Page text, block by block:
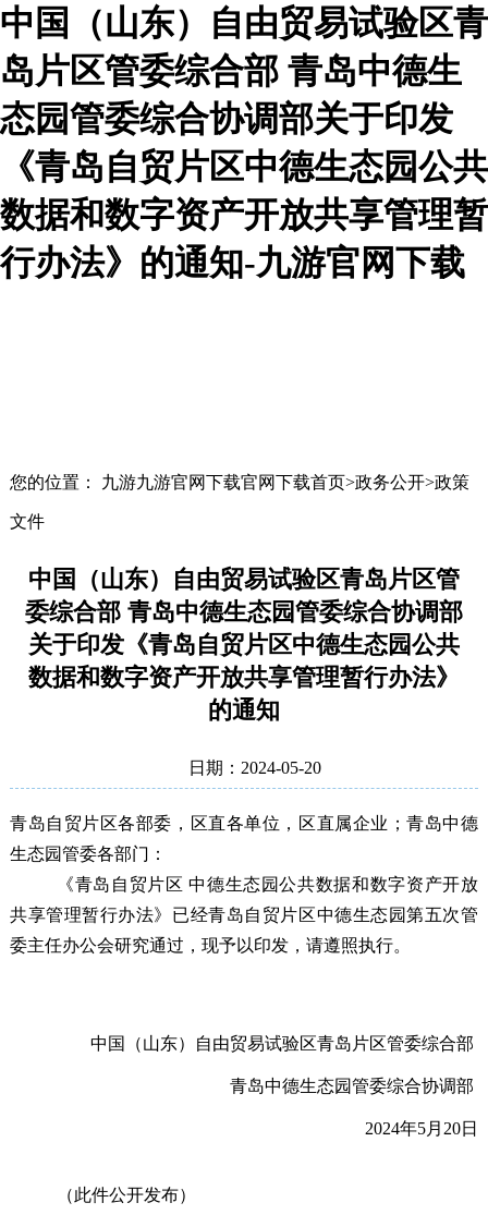
中国（山东）自由贸易试验区青
岛片区管委综合部 青岛中德生
态园管委综合协调部关于印发
《青岛自贸片区中德生态园公共
数据和数字资产开放共享管理暂
行办法》的通知-九游官网下载
您的位置： 九游九游官网下载官网下载首页>政务公开>政策
文件
中国（山东）自由贸易试验区青岛片区管
委综合部 青岛中德生态园管委综合协调部
关于印发《青岛自贸片区中德生态园公共
数据和数字资产开放共享管理暂行办法》
的通知
日期：2024-05-20
青岛自贸片区各部委，区直各单位 ，区直属企业； 青岛中德
生态园管委各部门：
《青岛自贸片区 中德生态园公共数据和数字资产开放
共享管理暂行办法》已经青岛自贸片区中德生态园第五次管
委主任办公会研究通过，现予以印发，请遵照执行。
中国（山东）自由贸易试验区青岛片区管委综合部
青岛中德生态园管委综合协调部
2024年5月20日
（此件公开发布）